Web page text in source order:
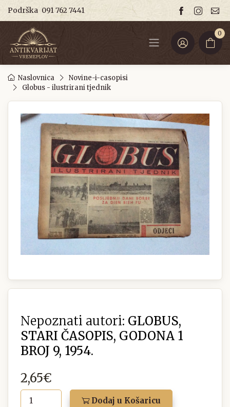
Podrška 091 762 7441
0
Naslovnica
Novine-i-casopisi
Globus - ilustrirani tjednik
Nepoznati autori: GLOBUS,
STARI ČASOPIS, GODONA 1
BROJ 9, 1954.
2,65€
Dodaj u Košaricu